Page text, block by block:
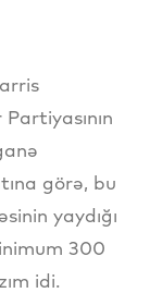
görə, bu
yaydığı
300
idi.